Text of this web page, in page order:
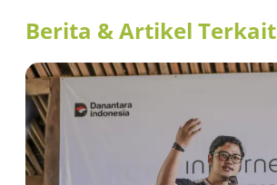
Berita & Artikel Terkait